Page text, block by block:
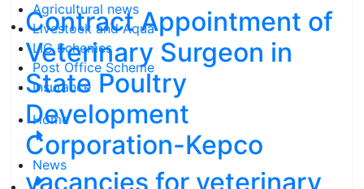
Agricultural news
Livestock and Aqua
LIC Schemes
Post Office Scheme
Insurance
Home
News
Contract Appointment of
Veterinary Surgeon in
State Poultry
Development
Corporation-Kepco
vacancies for veterinary